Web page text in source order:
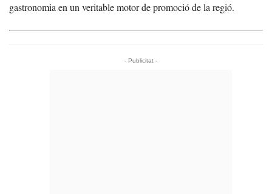
gastronomia en un veritable motor de promoció de la regió.
- Publicitat -